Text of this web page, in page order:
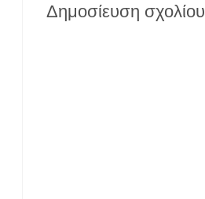
Δημοσίευση σχολίου